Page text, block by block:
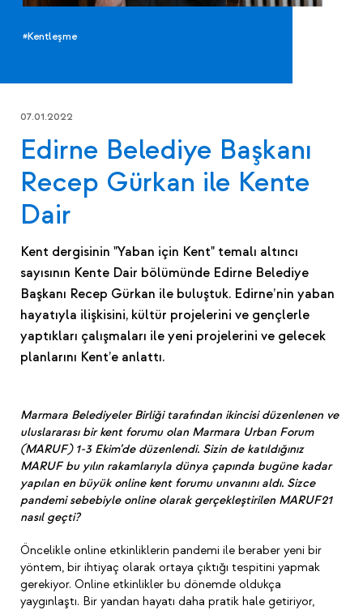
#Kentleşme
07.01.2022
Edirne Belediye Başkanı
Recep Gürkan ile Kente
Dair
Kent dergisinin "Yaban için Kent" temalı altıncı
sayısının Kente Dair bölümünde Edirne Belediye
Başkanı Recep Gürkan ile buluştuk. Edirne’nin yaban
hayatıyla ilişkisini, kültür projelerini ve gençlerle
yaptıkları çalışmaları ile yeni projelerini ve gelecek
planlarını Kent’e anlattı.
Marmara Belediyeler Birliği tarafından ikincisi düzenlenen ve
uluslararası bir kent forumu olan Marmara Urban Forum
(MARUF) 1-3 Ekim’de düzenlendi. Sizin de katıldığınız
MARUF bu yılın rakamlarıyla dünya çapında bugüne kadar
yapılan en büyük online kent forumu unvanını aldı. Sizce
pandemi sebebiyle online olarak gerçekleştirilen MARUF21
nasıl geçti?
Öncelikle online etkinliklerin pandemi ile beraber yeni bir
yöntem, bir ihtiyaç olarak ortaya çıktığı tespitini yapmak
gerekiyor. Online etkinlikler bu dönemde oldukça
yaygınlaştı. Bir yandan hayatı daha pratik hale getiriyor,